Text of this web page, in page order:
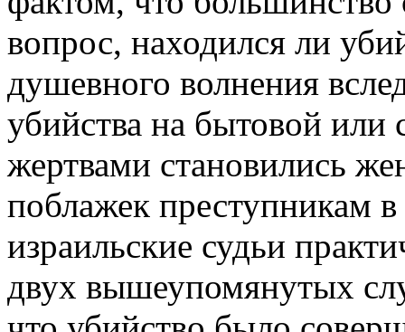
вопрос, находился ли
душевного волнения
убийства на бытовой или
жертвами становились
поблажек преступникам
израильские судьи
двух вышеупомянутых